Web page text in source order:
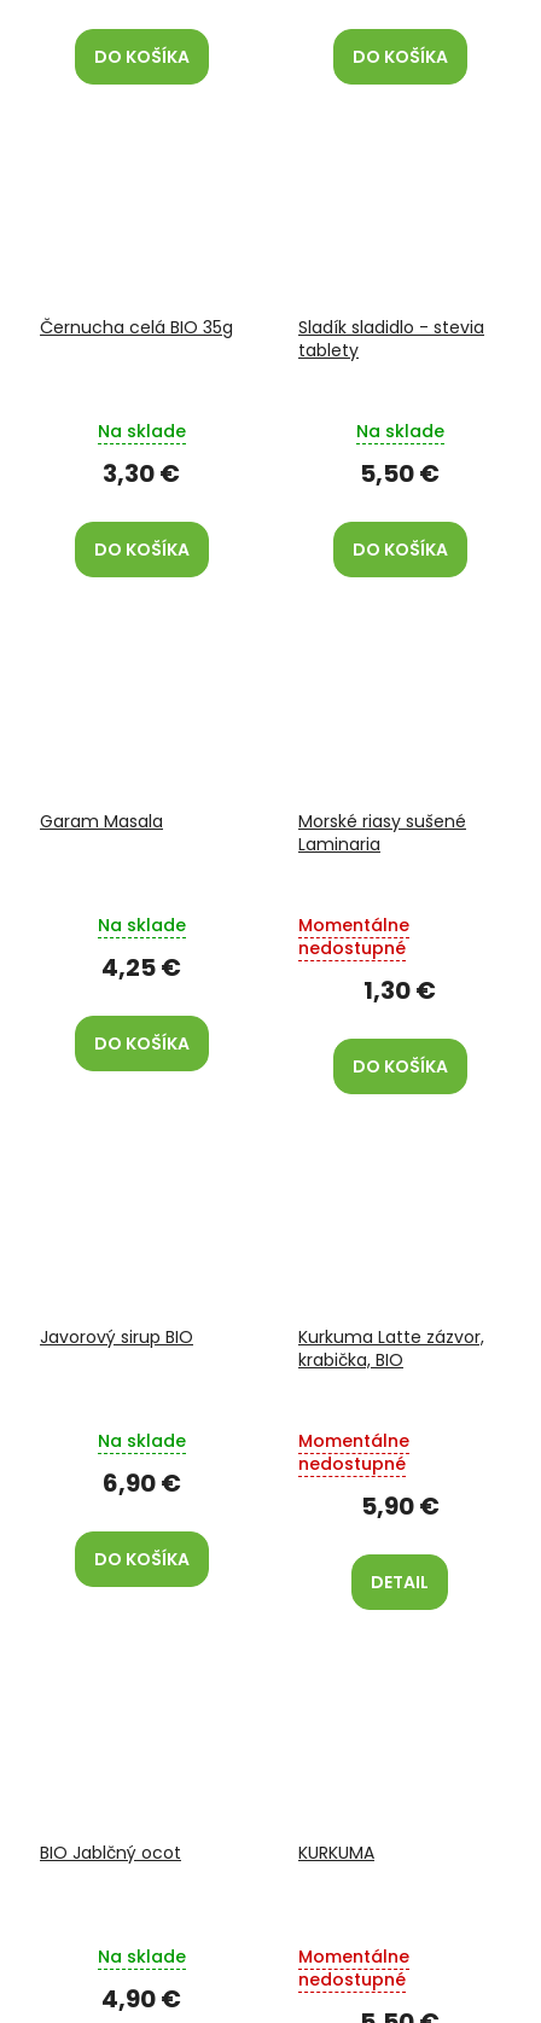
DO KOŠÍKA DO KOŠÍKA
Černucha celá BIO 35g
Na sklade
3,30 €
DO KOŠÍKA
Sladík sladidlo - stevia
tablety
Na sklade
5,50 €
DO KOŠÍKA
Garam Masala
Na sklade
4,25 €
DO KOŠÍKA
Morské riasy sušené
Laminaria
Momentálne
nedostupné
1,30 €
DO KOŠÍKA
Javorový sirup BIO
Na sklade
6,90 €
DO KOŠÍKA
Kurkuma Latte zázvor,
krabička, BIO
Momentálne
nedostupné
5,90 €
DETAIL
BIO Jablčný ocot
Na sklade
4,90 €
KURKUMA
Momentálne
nedostupné